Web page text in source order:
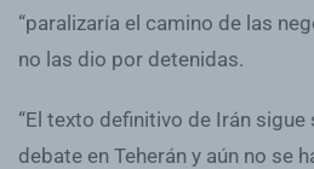
“paralizaría el camino de las
no las dio por detenidas.
“El texto definitivo de Irán
debate en Teherán y aún no se